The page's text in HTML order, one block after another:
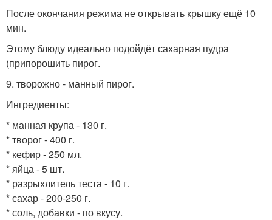
После окончания режима не открывать крышку ещё 10
мин.
Этому блюду идеально подойдёт сахарная пудра
(припорошить пирог.
9. творожно - манный пирог.
Ингредиенты:
* манная крупа - 130 г.
* творог - 400 г.
* кефир - 250 мл.
* яйца - 5 шт.
* разрыхлитель теста - 10 г.
* сахар - 200-250 г.
* соль, добавки - по вкусу.